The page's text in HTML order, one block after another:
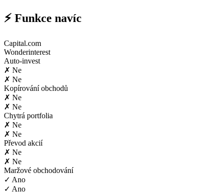
⚡ Funkce navíc
Capital.com
Wonderinterest
Auto-invest
✗ Ne
✗ Ne
Kopírování obchodů
✗ Ne
✗ Ne
Chytrá portfolia
✗ Ne
✗ Ne
Převod akcií
✗ Ne
✗ Ne
Maržové obchodování
✓ Ano
✓ Ano